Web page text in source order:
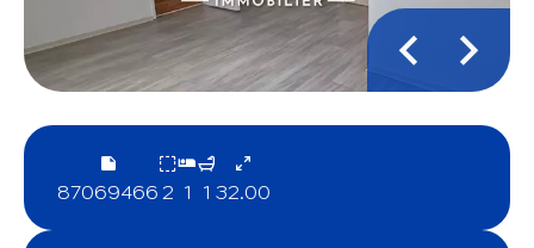
87069466 2 1 1 32.00